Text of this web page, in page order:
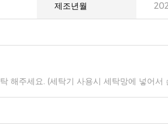
제조년월
해주세요. (세탁기 사용시 세탁망에 넣어서